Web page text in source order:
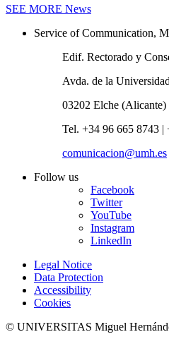
SEE MORE News
Service of Communication,
Edif. Rectorado y
Avda. de la
03202 Elche (Alicante)
Tel. +34 96 665 8743 |
comunicacion@umh.es
Follow us
Facebook
Twitter
YouTube
Instagram
LinkedIn
Legal Notice
Data Protection
Accessibility
Cookies
© UNIVERSITAS Miguel